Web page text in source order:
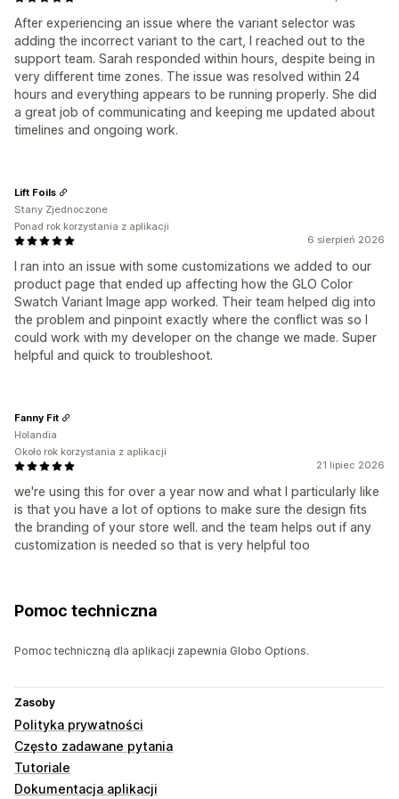
After experiencing an issue where the variant selector was
adding the incorrect variant to the cart, I reached out to the
support team. Sarah responded within hours, despite being in
very different time zones. The issue was resolved within 24
hours and everything appears to be running properly. She did
a great job of communicating and keeping me updated about
timelines and ongoing work.
6 sierpień 2026
I ran into an issue with some customizations we added to our
product page that ended up affecting how the GLO Color
Swatch Variant Image app worked. Their team helped dig into
the problem and pinpoint exactly where the conflict was so I
could work with my developer on the change we made. Super
helpful and quick to troubleshoot.
Lift Foils
Stany Zjednoczone
Ponad rok korzystania z aplikacji
21 lipiec 2026
we're using this for over a year now and what I particularly like
is that you have a lot of options to make sure the design fits
the branding of your store well. and the team helps out if any
customization is needed so that is very helpful too
Fanny Fit
Holandia
Około rok korzystania z aplikacji
Pomoc techniczna
Pomoc techniczną dla aplikacji zapewnia Globo Options.
Zasoby
Polityka prywatności
Często zadawane pytania
Tutoriale
Dokumentacja aplikacji